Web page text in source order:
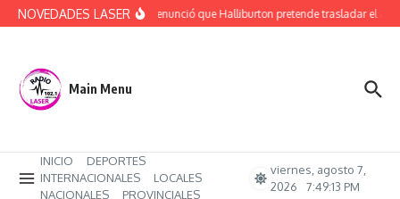
Saltar al contenido
NOVEDADES LASERRucci denunció que Halliburton pretende trasladar el
Main Menu
INICIO
DEPORTES
INTERNACIONALES
LOCALES
NACIONALES
PROVINCIALES
viernes, agosto 7,
2026
7:49:14 PM